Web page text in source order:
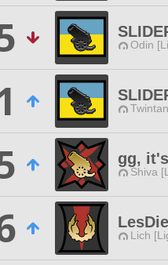
Odin
gg,
Shiva
Lich